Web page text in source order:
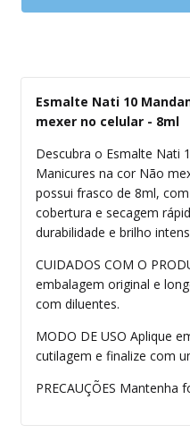
Esmalte Nati 10
mexer no celular - 8ml
Descubra o Esmalte Nati
Manicures na cor Não
possui frasco de 8ml,
cobertura e secagem
durabilidade e brilho
CUIDADOS COM O
embalagem original e
com diluentes.
MODO DE USO Aplique
cutilagem e finalize com
PRECAUÇÕES Mantenha